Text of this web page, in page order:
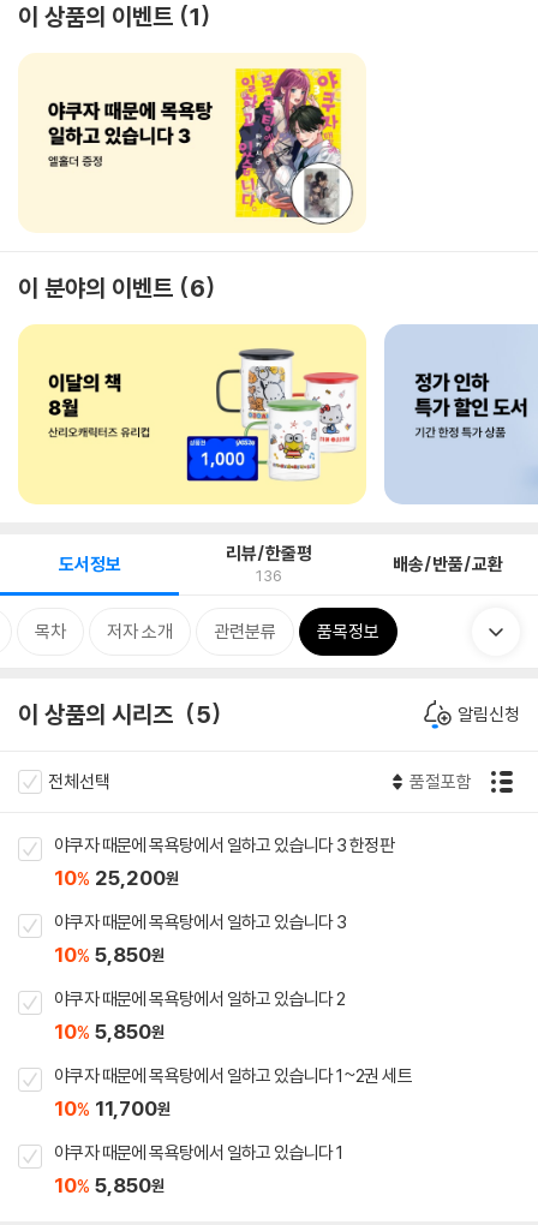
이 상품의 이벤트 1
이 분야의 이벤트 6
도서정보 리뷰/한줄평
136 배송/반품/교환
목차 저자 소개 관련분류 품목정보
이 상품의 시리즈 5 알림신청
전체선택 품절포함
야쿠자 때문에 목욕탕에서 일하고 있습니다 3 한정판
10% 25,200원
야쿠자 때문에 목욕탕에서 일하고 있습니다 3
10% 5,850원
야쿠자 때문에 목욕탕에서 일하고 있습니다 2
10% 5,850원
야쿠자 때문에 목욕탕에서 일하고 있습니다 1~2권 세트
10% 11,700원
야쿠자 때문에 목욕탕에서 일하고 있습니다 1
10% 5,850원